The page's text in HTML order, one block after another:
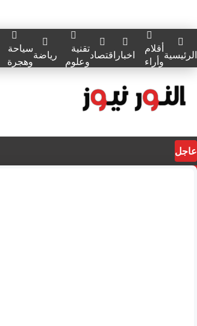
الرئيسيةأقلام
وأراء
اخبار اقتصادتقنية
وعلوم
رياضةسياحة
وهجرة
عاجل